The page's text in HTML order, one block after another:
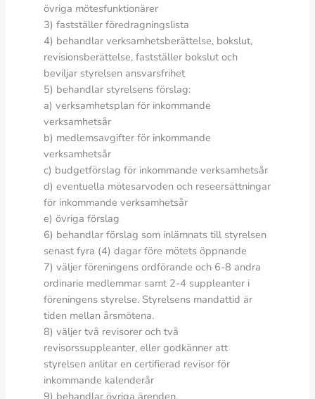
övriga mötesfunktionärer
3) fastställer föredragningslista
4) behandlar verksamhetsberättelse, bokslut,
revisionsberättelse, fastställer bokslut och
beviljar styrelsen ansvarsfrihet
5) behandlar styrelsens förslag:
a) verksamhetsplan för inkommande
verksamhetsår
b) medlemsavgifter för inkommande
verksamhetsår
c) budgetförslag för inkommande verksamhetsår
d) eventuella mötesarvoden och reseersättningar
för inkommande verksamhetsår
e) övriga förslag
6) behandlar förslag som inlämnats till styrelsen
senast fyra (4) dagar före mötets öppnande
7) väljer föreningens ordförande och 6-8 andra
ordinarie medlemmar samt 2-4 suppleanter i
föreningens styrelse. Styrelsens mandattid är
tiden mellan årsmötena.
8) väljer två revisorer och två
revisorssuppleanter, eller godkänner att
styrelsen anlitar en certifierad revisor för
inkommande kalenderår
9) behandlar övriga ärenden.